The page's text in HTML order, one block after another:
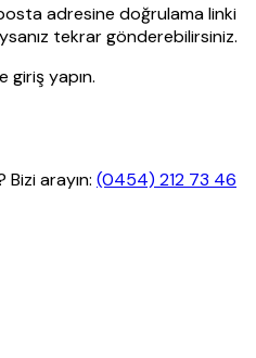
adresine doğrulama linki
tekrar gönderebilirsiniz.
yapın.
Bizi arayın: (0454) 212 73 46